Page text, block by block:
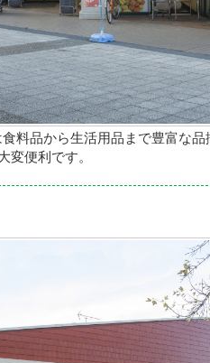
料品から生活用品まで豊富な品
変便利です。